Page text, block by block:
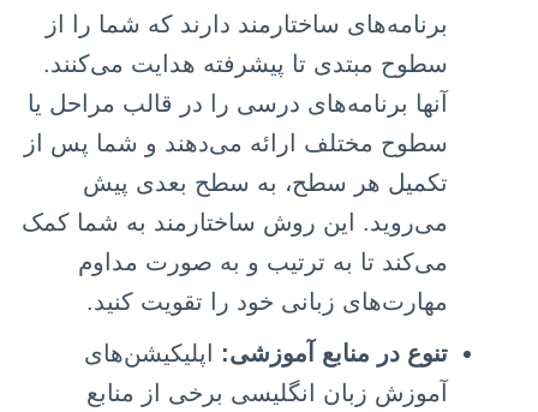
برنامه‌های ساختارمند دارند که شما را از
سطوح مبتدی تا پیشرفته هدایت می‌کنند.
آنها برنامه‌های درسی را در قالب مراحل یا
سطوح مختلف ارائه می‌دهند و شما پس از
تکمیل هر سطح، به سطح بعدی پیش
می‌روید. این روش ساختارمند به شما کمک
می‌کند تا به ترتیب و به صورت مداوم
مهارت‌های زبانی خود را تقویت کنید.
تنوع در منابع آموزشی: اپلیکیشن‌های
آموزش زبان انگلیسی برخی از منابع